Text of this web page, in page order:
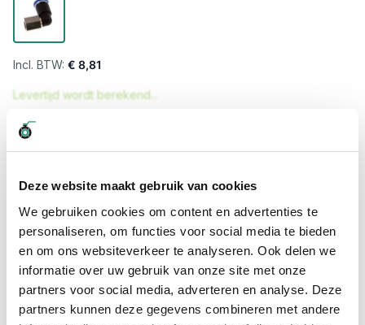
Deze website maakt gebruik van cookies
We gebruiken cookies om content en advertenties te
personaliseren, om functies voor social media te bieden
en om ons websiteverkeer te analyseren. Ook delen we
informatie over uw gebruik van onze site met onze
partners voor social media, adverteren en analyse. Deze
partners kunnen deze gegevens combineren met andere
€ 8,81
Levertijd wordt berekend...
Hoge klantbeoordelingen: 9/10
Snelle levering
Snel naar
Meer informatie
Meer informatie